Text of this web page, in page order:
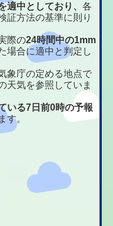
適中としており、各
証方法の基準に則り
際の24時間中の1mm
場合に適中と判定し
象庁の定める地点で
天気を参照していま
いる7日前0時の予報
す。